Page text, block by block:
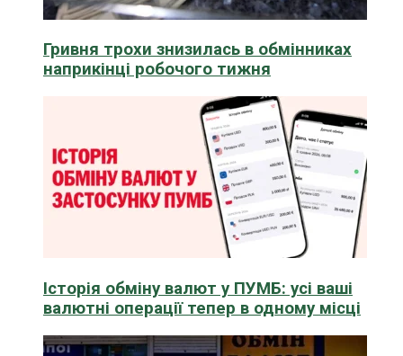
Гривня трохи знизилась в обмінниках
наприкінці робочого тижня
Історія обміну валют у ПУМБ: усі ваші
валютні операції тепер в одному місці